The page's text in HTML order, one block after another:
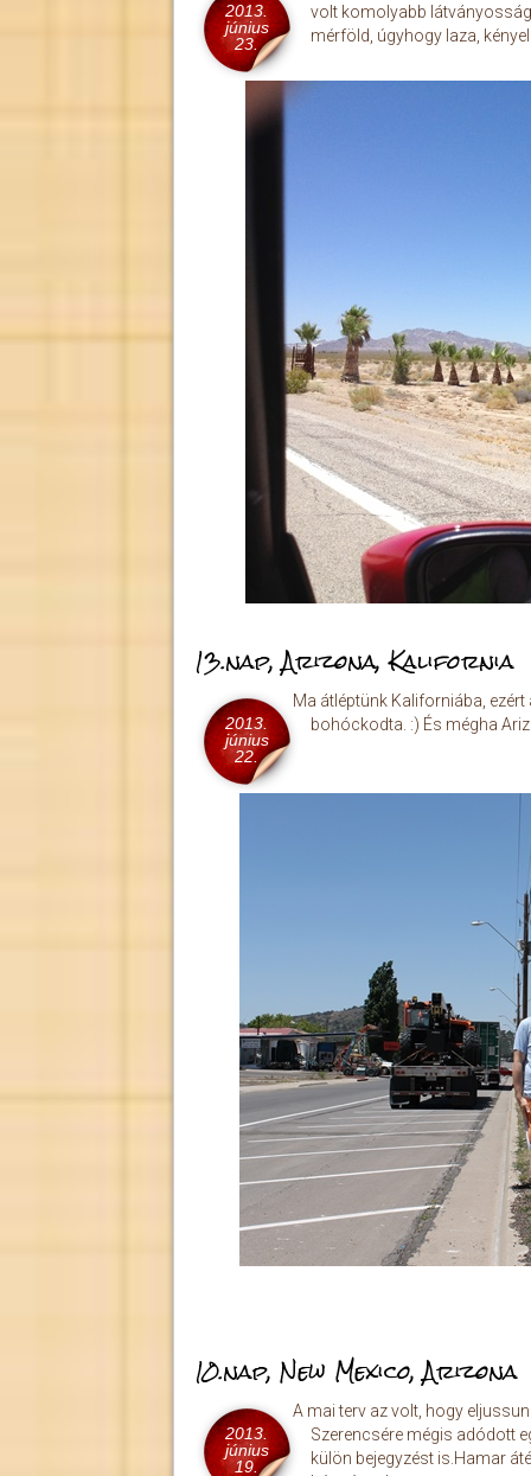
2013.
június
23.
volt komolyabb
mérföld, úgyhogy laza,
13.nap, Arizona, Kalifornia
2013.
június
22.
Ma átléptünk Kaliforniába,
bohóckodta. :) És mégha
10.nap, New Mexico, Arizona
2013.
június
19.
A mai terv az volt, hogy
Szerencsére mégis adódott
külön bejegyzést is.Hamar